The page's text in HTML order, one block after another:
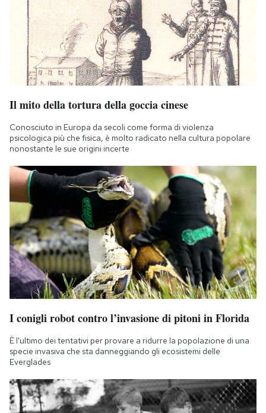
Il mito della tortura della goccia cinese
Conosciuto in Europa da secoli come forma di violenza
psicologica più che fisica, è molto radicato nella cultura popolare
nonostante le sue origini incerte
I conigli robot contro l’invasione di pitoni in Florida
È l'ultimo dei tentativi per provare a ridurre la popolazione di una
specie invasiva che sta danneggiando gli ecosistemi delle
Everglades